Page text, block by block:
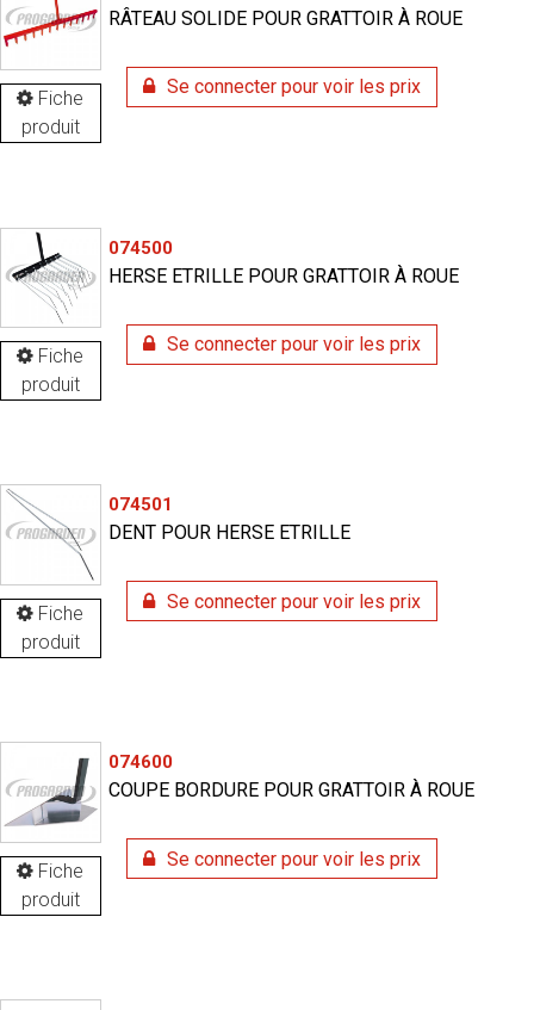
Fiche
produit
RÂTEAU SOLIDE POUR GRATTOIR À ROUE
Se connecter pour voir les prix
Fiche
produit
074500
HERSE ETRILLE POUR GRATTOIR À ROUE
Se connecter pour voir les prix
Fiche
produit
074501
DENT POUR HERSE ETRILLE
Se connecter pour voir les prix
Fiche
produit
074600
COUPE BORDURE POUR GRATTOIR À ROUE
Se connecter pour voir les prix